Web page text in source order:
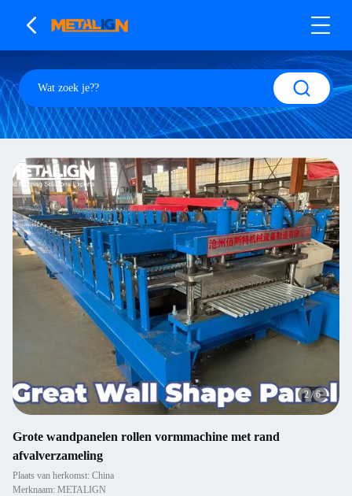
2/6
Grote wandpanelen rollen vormmachine met rand
afvalverzameling
Plaats van herkomst: China
Merknaam: METALIGN